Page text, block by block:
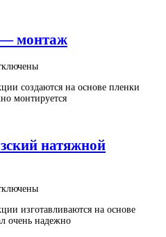
монтаж
создаются на основе пленки
монтируется
натяжной
изготавливаются на основе
очень надежно